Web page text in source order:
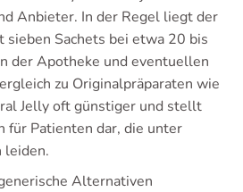
Anbieter. In der Regel liegt der
sieben Sachets bei etwa 20 bis
der Apotheke und eventuellen
zu Originalpräparaten wie
Jelly oft günstiger und stellt
für Patienten dar, die unter
leiden.
Alternativen